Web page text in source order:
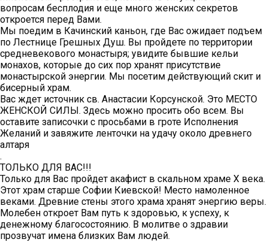
вопросам бесплодия и еще много женских секретов
откроется перед Вами.
Мы поедим в Качинский каньон, где Вас ожидает подъем
по Лестнице Грешных Душ. Вы пройдете по территории
средневекового монастыря; увидите бывшие кельи
монахов, которые до сих пор хранят присутствие
монастырской энергии. Мы посетим действующий скит и
бисерный храм.
Вас ждет источник св. Анастасии Корсунской. Это МЕСТО
ЖЕНСКОЙ СИЛЫ. Здесь можно просить обо всем. Вы
оставите записочки с просьбами в гроте Исполнения
Желаний и завяжите ленточки на удачу около древнего
алтаря
.
ТОЛЬКО ДЛЯ ВАС!!!
Только для Вас пройдет акафист в скальном храме X века.
Этот храм старше Софии Киевской! Место намоленное
веками. Древние стены этого храма хранят энергию веры.
Молебен откроет Вам путь к здоровью, к успеху, к
денежному благосостоянию. В молитве о здравии
прозвучат имена близких Вам людей.